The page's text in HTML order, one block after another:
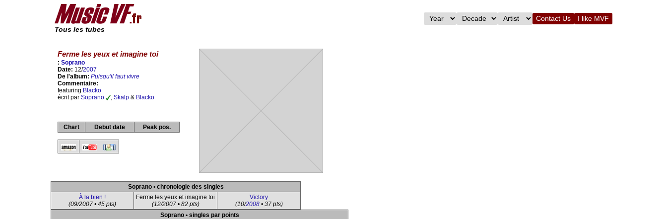
Tous les tubes
Contact Us I like MVF
Ferme les yeux et imagine toi
: Soprano
Date: 12/2007
De l'album: Puisqu'il faut vivre
Commentaire:
featuring Blacko
écrit par Soprano , Skalp & Blacko
Chart Debut date Peak pos.
Soprano • chronologie des singles
À la bien !
(09/2007 • 45 pts)
Ferme les yeux et imagine toi
(12/2007 • 82 pts)
Victory
(10/2008• 37 pts)
Soprano • singles par points